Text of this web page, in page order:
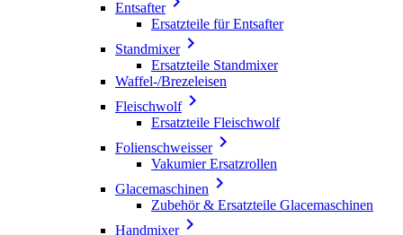
Entsafter
Ersatzteile für Entsafter
Standmixer
Ersatzteile Standmixer
Waffel-/Brezeleisen
Fleischwolf
Ersatzteile Fleischwolf
Folienschweisser
Vakumier Ersatzrollen
Glacemaschinen 
Zubehör & Ersatzteile Glacemaschinen
Handmixer